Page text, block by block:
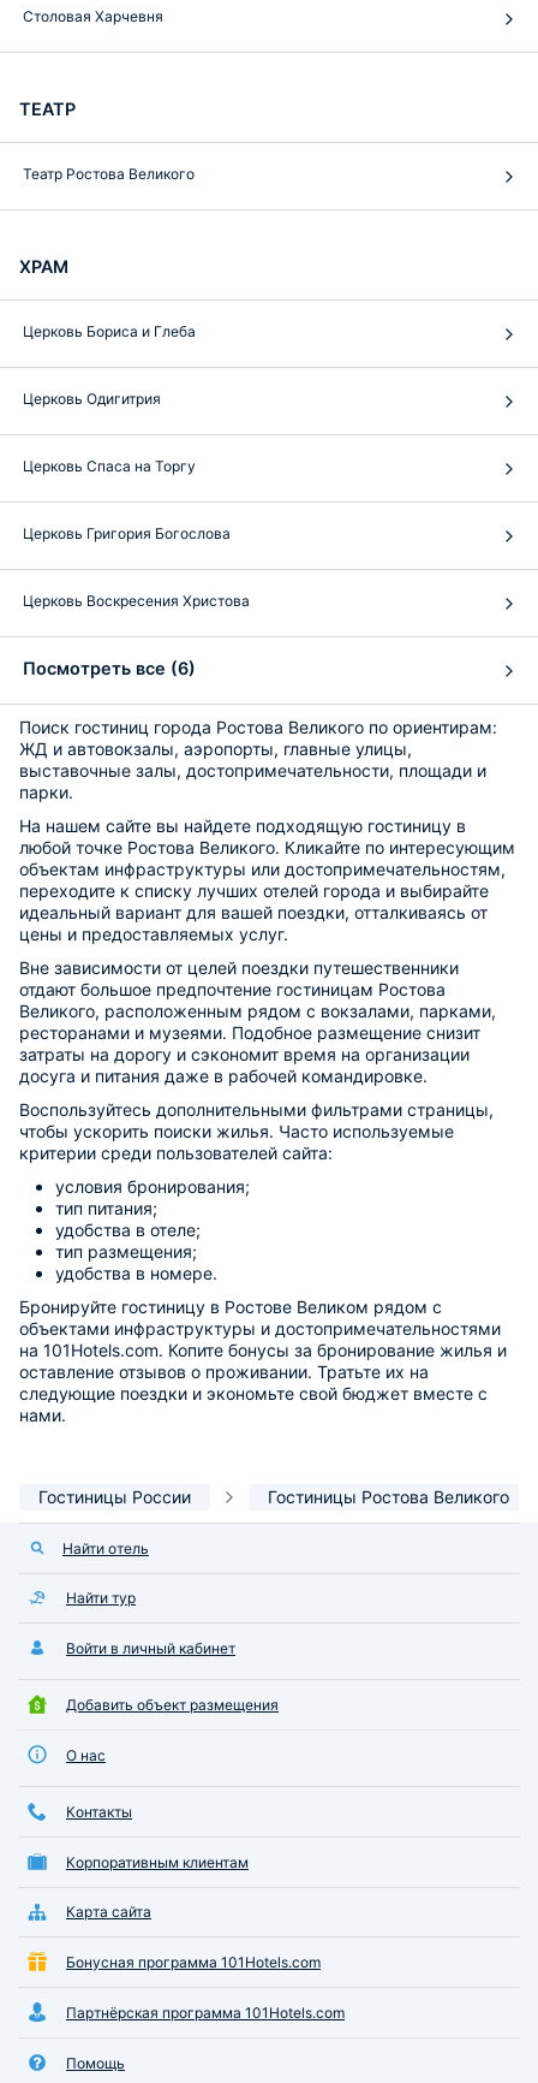
Столовая Харчевня
ТЕАТР
Театр Ростова Великого
ХРАМ
Церковь Бориса и Глеба
Церковь Одигитрия
Церковь Спаса на Торгу
Церковь Григория Богослова
Церковь Воскресения Христова
Посмотреть все (6)
Поиск гостиниц города Ростова Великого по ориентирам:
ЖД и автовокзалы, аэропорты, главные улицы,
выставочные залы, достопримечательности, площади и
парки.
На нашем сайте вы найдете подходящую гостиницу в
любой точке Ростова Великого. Кликайте по интересующим
объектам инфраструктуры или достопримечательностям,
переходите к списку лучших отелей города и выбирайте
идеальный вариант для вашей поездки, отталкиваясь от
цены и предоставляемых услуг.
Вне зависимости от целей поездки путешественники
отдают большое предпочтение гостиницам Ростова
Великого, расположенным рядом с вокзалами, парками,
ресторанами и музеями. Подобное размещение снизит
затраты на дорогу и сэкономит время на организации
досуга и питания даже в рабочей командировке.
Воспользуйтесь дополнительными фильтрами страницы,
чтобы ускорить поиски жилья. Часто используемые
критерии среди пользователей сайта:
условия бронирования;
тип питания;
удобства в отеле;
тип размещения;
удобства в номере.
Бронируйте гостиницу в Ростове Великом рядом с
объектами инфраструктуры и достопримечательностями
на 101Hotels.com. Копите бонусы за бронирование жилья и
оставление отзывов о проживании. Тратьте их на
следующие поездки и экономьте свой бюджет вместе с
нами.
Гостиницы России Гостиницы Ростова Великого
Найти отель
Найти тур
Войти в личный кабинет
Добавить объект размещения
О нас
Контакты
Корпоративным клиентам
Карта сайта
Бонусная программа 101Hotels.com
Партнёрская программа 101Hotels.com
Помощь